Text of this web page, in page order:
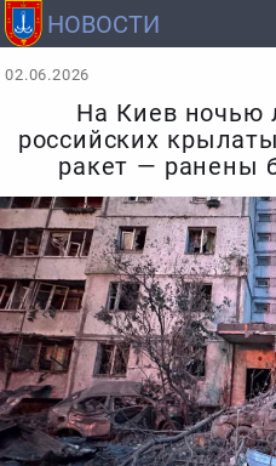
02.06.2026
На Киев ночью
российских
ракет — ранены